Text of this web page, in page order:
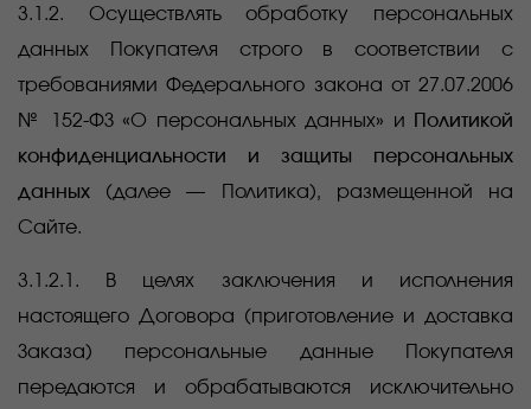
3.1.2. Осуществлять обработку персональных
данных Покупателя строго в соответствии с
требованиями Федерального закона от 27.07.2006
№ 152-ФЗ «О персональных данных» и
Политикой
конфиденциальности и защиты персональных
данных (далее — Политика), размещенной на
Сайте.
3.1.2.1. В целях заключения и исполнения
настоящего Договора (приготовление и доставка
Заказа) персональные данные Покупателя
передаются и обрабатываются исключительно